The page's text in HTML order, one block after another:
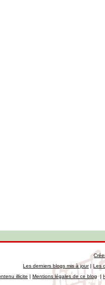
Les derniers blogs mis à jour|Les
illicite | Mentions légales de ce blog|